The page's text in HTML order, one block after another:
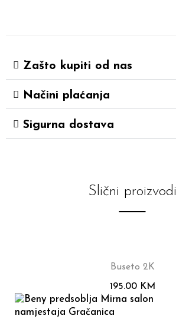
Zašto kupiti od nas
Načini plaćanja
Sigurna dostava
Slični proizvodi
Buseto 2K
195.00 KM